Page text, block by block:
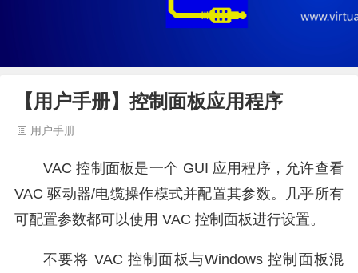
【用户手册】控制面板应用程序
用户手册
VAC 控制面板是一个 GUI 应用程序，允许查看
VAC 驱动器/电缆操作模式并配置其参数。几乎所有
可配置参数都可以使用 VAC 控制面板进行设置。
不要将 VAC 控制面板与Windows 控制面板混